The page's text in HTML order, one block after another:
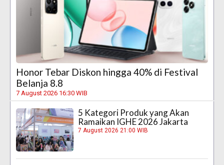
Honor Tebar Diskon hingga 40% di Festival
Belanja 8.8
7 August 2026 16:30 WIB
5 Kategori Produk yang Akan
Ramaikan IGHE 2026 Jakarta
7 August 2026 21:00 WIB